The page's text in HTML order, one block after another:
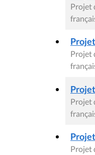
Projet
Projet
Projet
Projet